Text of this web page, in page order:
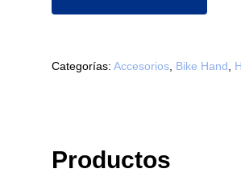
Categorías: Accesorios Bike Hand
Productos